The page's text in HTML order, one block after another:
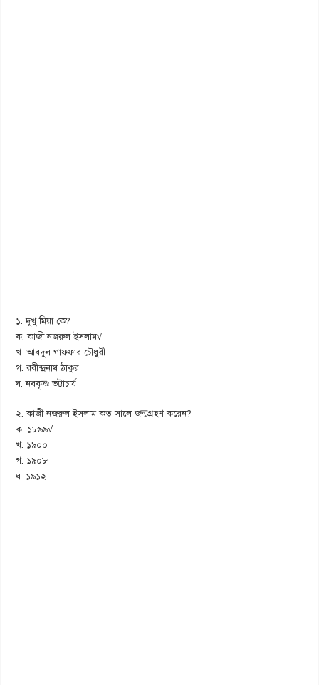
১. দুখু মিয়া কে?
ক. কাজী নজরুল ইসলাম√
খ. আবদুল গাফফার চৌধুরী
গ. রবীন্দ্রনাথ ঠাকুর
ঘ. নবকৃষ্ণ ভট্টাচার্য
২. কাজী নজরুল ইসলাম কত সালে জন্মগ্রহণ করেন?
ক. ১৮৯৯√
খ. ১৯০০
গ. ১৯০৮
ঘ. ১৯১২